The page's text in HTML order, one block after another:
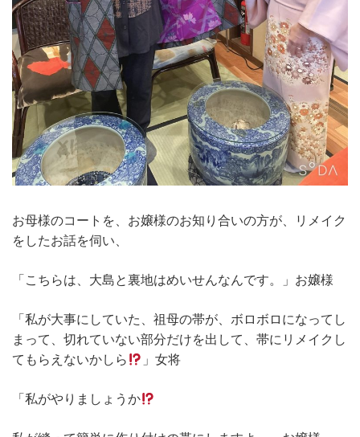
お母様のコートを、お嬢様のお知り合いの方が、リメイク
をしたお話を伺い、
「こちらは、大島と裏地はめいせんなんです。」お嬢様
「私が大事にしていた、祖母の帯が、ボロボロになってし
まって、切れていない部分だけを出して、帯にリメイクし
てもらえないかしら
」女将
「私がやりましょうか